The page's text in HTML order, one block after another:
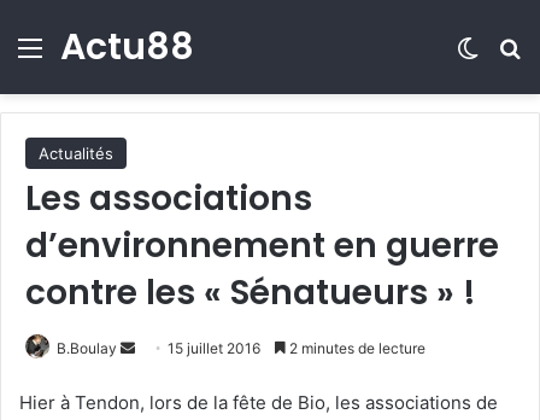
Menu
Actu88
Actualités
Les associations
d’environnement en guerre
contre les « Sénatueurs » !
B.Boulay
v
15 juillet 2016 2 minutes de lecture
Hier à Tendon, lors de la fête de Bio, les associations de